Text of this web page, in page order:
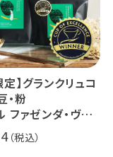
定】グランクリュコ
・粉
ファゼンダ・ヴァ
リスタル（100g /
）